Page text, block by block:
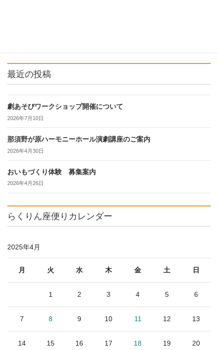
最近の投稿
劇あそびワークショップ開催について
2026年7月10日
那須野が原ハーモニーホール演劇講座のご案内
2026年4月30日
おいもづくり体験 募集案内
2026年4月26日
らくりん座便りカレンダー
2025年4月
月 火 水 木 金 土 日
1 2 3 4 5 6
7 8 9 10 11 12 13
14 15 16 17 18 19 20